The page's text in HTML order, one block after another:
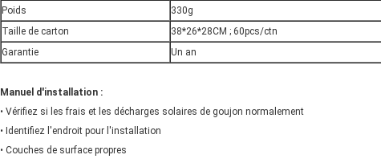
Poids
330g
Taille de carton
38*26*28CM ; 60pcs/ctn
Garantie
Un an
Manuel d'installation :
• Vérifiez si les frais et les décharges solaires de goujon normalement
• Identifiez l'endroit pour l'installation
• Couches de surface propres